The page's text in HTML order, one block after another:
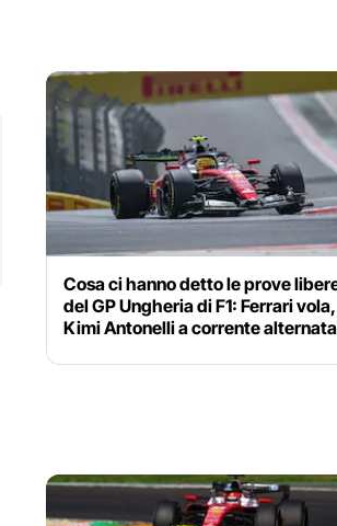
Cosa ci hanno detto le prove
del GP Ungheria di F1: Ferrari vola,
Kimi Antonelli a corrente alternata